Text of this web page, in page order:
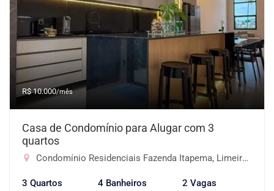
R$ 10.000/mês
Casa de Condomínio para Alugar com 3
quartos
Condomínio Residenciais Fazenda Itapema, Limeira-SP
3 Quartos 4 Banheiros 2 Vagas